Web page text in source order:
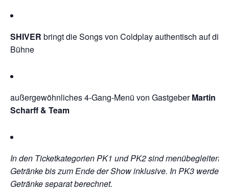
SHIVER bringt die Songs von Coldplay authentisch auf die
Bühne
außergewöhnliches 4-Gang-Menü von GastgeberMartin
Scharff & Team
In den Ticketkategorien PK1 und PK2 sind menübegleitende
Getränke bis zum Ende der Show inklusive. In PK3 werden
Getränke separat berechnet.